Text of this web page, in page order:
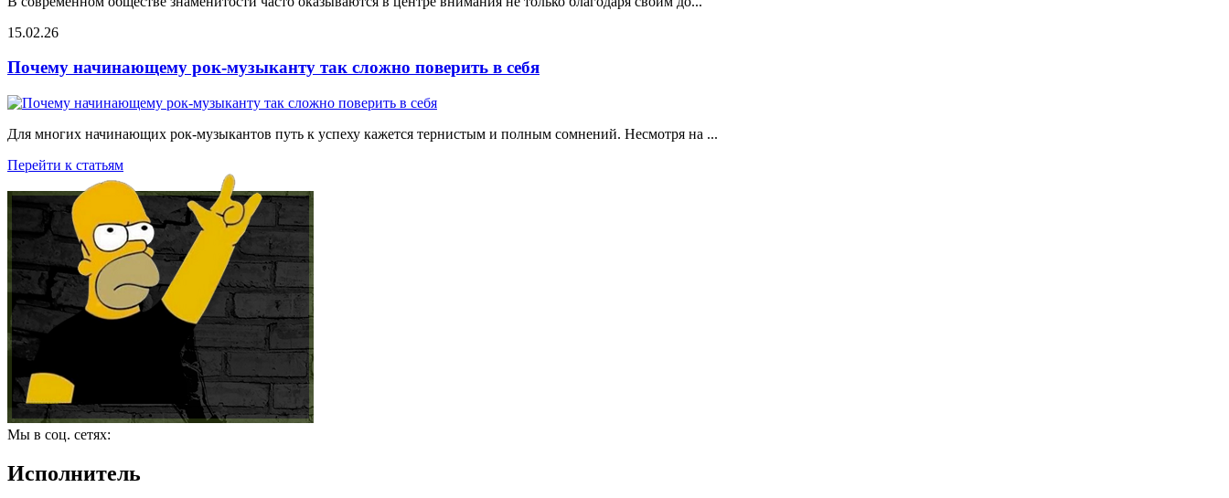
15.02.26
Почему начинающему рок-музыканту так сложно поверить в себя
Для многих начинающих рок-музыкантов путь к успеху кажется тернистым и полным сомнений. Несмотря на ...
Перейти к статьям
Мы в соц. сетях:
Исполнитель